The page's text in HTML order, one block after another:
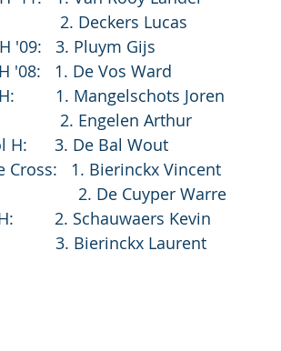
                     2. Deckers Lucas
'09:   3. Pluym Gijs
'08:   1. De Vos Ward
1. Mangelschots Joren
                     2. Engelen Arthur
H:      3. De Bal Wout
Cross:   1. Bierinckx Vincent
                         2. De Cuyper Warre
2. Schauwaers Kevin
                    3. Bierinckx Laurent